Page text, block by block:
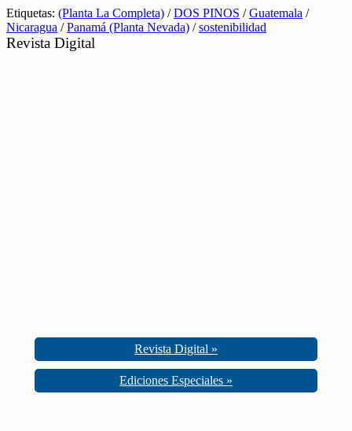
Etiquetas: (Planta La Completa) /DOS PINOS /Guatemala /
Nicaragua /Panamá (Planta Nevada) /sostenibilidad
Revista Digital
Revista Digital »
Ediciones Especiales »